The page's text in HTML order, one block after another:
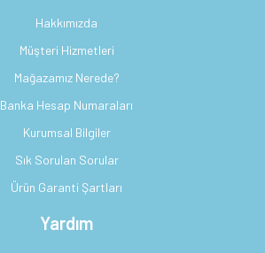
Hakkımızda
Müşteri Hizmetleri
Mağazamız Nerede?
Banka Hesap Numaraları
Kurumsal Bilgiler
Sık Sorulan Sorular
Ürün Garanti Şartları
Yardım